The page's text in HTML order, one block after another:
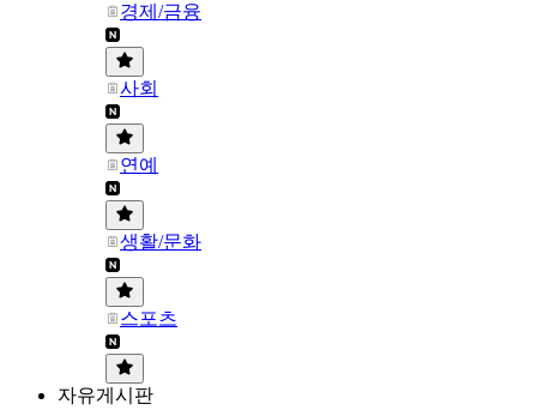
경제/금융
사회
연예
생활/문화
스포츠
자유게시판